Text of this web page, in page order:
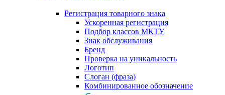
Регистрация товарного знака
Ускоренная регистрация
Подбор классов МКТУ
Знак обслуживания
Бренд
Проверка на уникальность
Логотип
Слоган (фраза)
Комбинированное обозначение